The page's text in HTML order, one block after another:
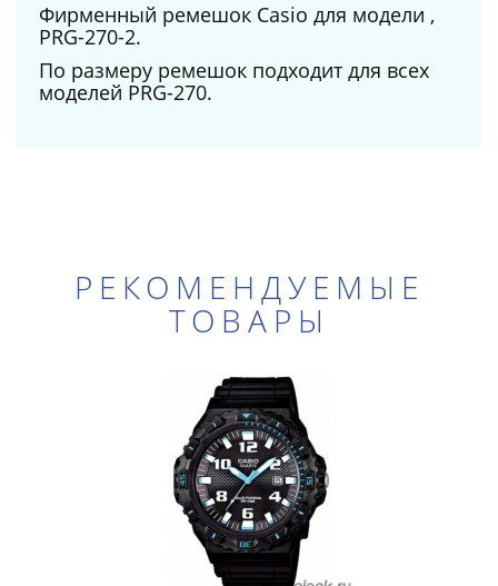
Фирменный ремешок Casio для модели ,
PRG-270-2.
По размеру ремешок подходит для всех
моделей PRG-270.
РЕКОМЕНДУЕМЫЕ
ТОВАРЫ